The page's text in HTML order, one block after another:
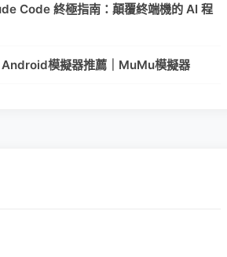
Code 終極指南：顛覆終端機的 AI 程
Android模擬器推薦｜MuMu模擬器